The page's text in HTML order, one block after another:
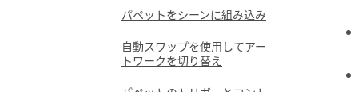
パペットをシーンに組み込み
自動スワップを使用してアー
トワークを切り替え